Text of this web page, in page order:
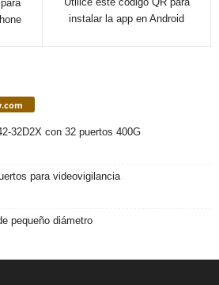
instalar la app en Android
32D2X con 32 puertos 400G
para videovigilancia
pequeño diámetro